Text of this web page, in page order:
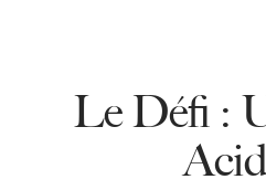
Le Défi :